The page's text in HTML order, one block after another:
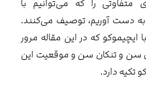
متفاوتی را که می‌توانیم با
به دست آوریم، توصیف می‌کنند.
ایچیموکو که در این مقاله مرور
سن و تنکان سن و موقعیت این
تکیه دارد.